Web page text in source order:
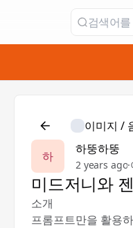
이미지 /
하
하뚱하뚱
2 years ago·
미드저니와
소개
프롬프트만을 활용